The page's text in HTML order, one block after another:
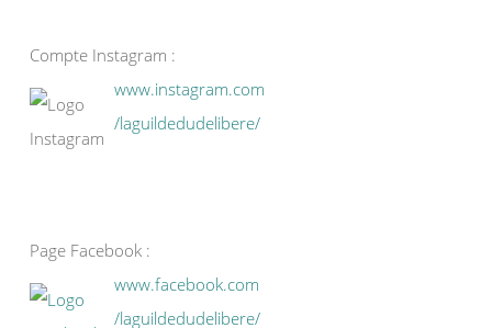
Compte Instagram :
www.instagram.com
/laguildedudelibere/
Page Facebook :
www.facebook.com
/laguildedudelibere/